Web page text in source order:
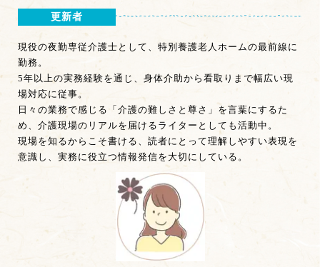
更新者
現役の夜勤専従介護士として、特別養護老人ホームの最前線に
勤務。
5年以上の実務経験を通じ、身体介助から看取りまで幅広い現
場対応に従事。
日々の業務で感じる「介護の難しさと尊さ」を言葉にするた
め、介護現場のリアルを届けるライターとしても活動中。
現場を知るからこそ書ける、読者にとって理解しやすい表現を
意識し、実務に役立つ情報発信を大切にしている。